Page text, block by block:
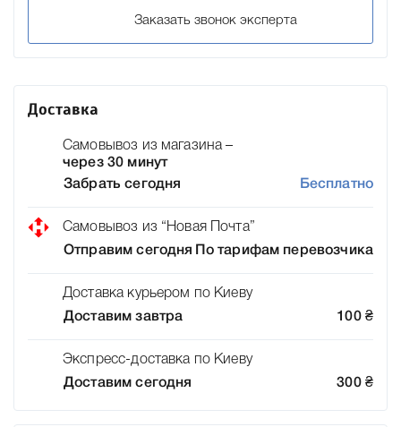
Заказать звонок эксперта
Доставка
Самовывоз из магазина –
через 30 минут
Забрать сегодня
Бесплатно
Самовывоз из “Новая Почта”
Отправим сегодня
По тарифам перевозчика
Доставка курьером по Киеву
Доставим завтра
100 ₴
Экспресс-доставка по Киеву
Доставим сегодня
300 ₴